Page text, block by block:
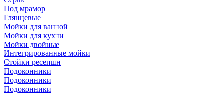
Под мрамор
Глянцевые
Мойки для ванной
Мойки для кухни
Мойки двойные
Интегрированные мойки
Стойки ресепшн
Подоконники
Подоконники
Подоконники